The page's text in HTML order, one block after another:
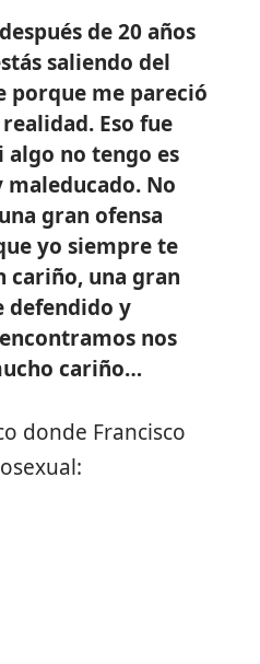
de 20 años
saliendo del
porque me pareció
Eso fue
algo no tengo es
No
gran ofensa
yo siempre te
cariño, una gran
defendido y
nos
cariño…
donde Francisco